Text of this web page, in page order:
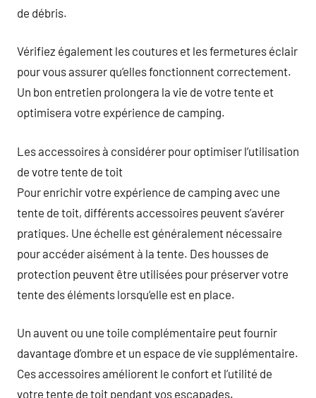
de débris.
Vérifiez également les coutures et les fermetures éclair
pour vous assurer qu’elles fonctionnent correctement.
Un bon entretien prolongera la vie de votre tente et
optimisera votre expérience de camping.
Les accessoires à considérer pour optimiser l’utilisation
de votre tente de toit
Pour enrichir votre expérience de camping avec une
tente de toit, différents accessoires peuvent s’avérer
pratiques. Une échelle est généralement nécessaire
pour accéder aisément à la tente. Des housses de
protection peuvent être utilisées pour préserver votre
tente des éléments lorsqu’elle est en place.
Un auvent ou une toile complémentaire peut fournir
davantage d’ombre et un espace de vie supplémentaire.
Ces accessoires améliorent le confort et l’utilité de
votre tente de toit pendant vos escapades.